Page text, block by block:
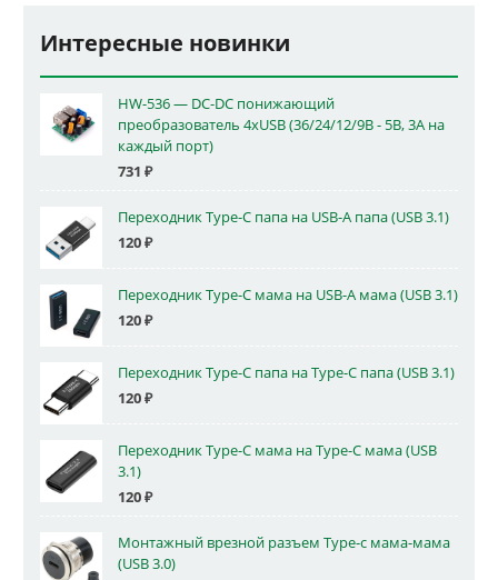
Интересные новинки
HW-536 — DC-DC понижающий
преобразователь 4xUSB (36/24/12/9В - 5В, 3А на
каждый порт)
731 ₽
Переходник Type-C папа на USB-A папа (USB 3.1)
120₽
Переходник Type-C мама на USB-A мама (USB 3.1)
120₽
Переходник Type-C папа на Type-C папа (USB 3.1)
120₽
Переходник Type-C мама на Type-C мама (USB
3.1)
120₽
Монтажный врезной разъем Type-c мама-мама
(USB 3.0)